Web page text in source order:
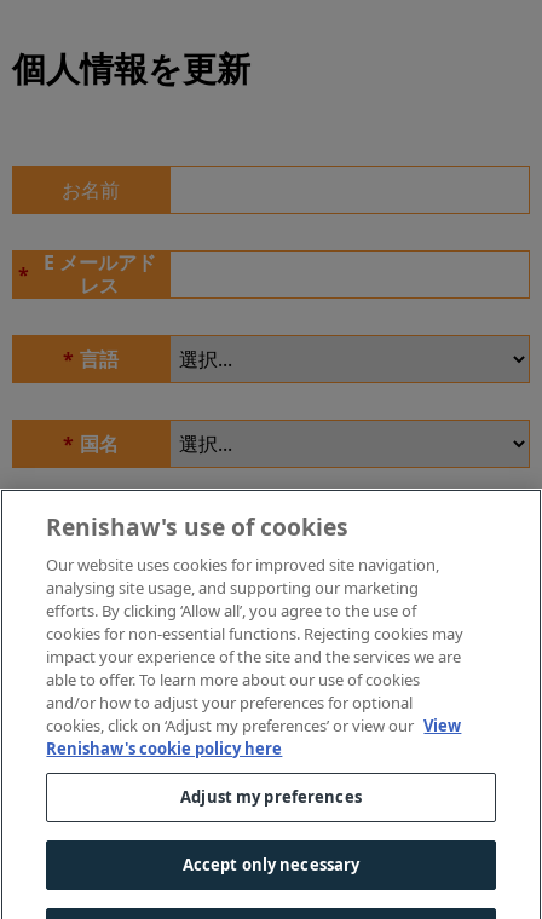
個人情報を更新
お名前
*
E メールアド
レス
* 言語
* 国名
産業
配信設定を更新
メールの配信を停止したい場合は、
© 2001-2026 Renishaw plc. 無断転載禁止。
Renishaw's use of cookies
Our website uses cookies for improved site navigation,
analysing site usage, and supporting our marketing
efforts. By clicking ‘Allow all’, you agree to the use of
cookies for non-essential functions. Rejecting cookies may
impact your experience of the site and the services we are
able to offer. To learn more about our use of cookies
and/or how to adjust your preferences for optional
cookies, click on ‘Adjust my preferences’ or view our View
Renishaw's cookie policy here
Adjust my preferences
Accept only necessary